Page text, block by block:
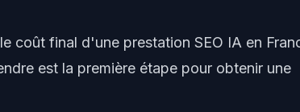
coût final d'une prestation SEO IA en
est la première étape pour obtenir une